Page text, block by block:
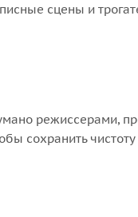
сцены и
режиссерами,
сохранить